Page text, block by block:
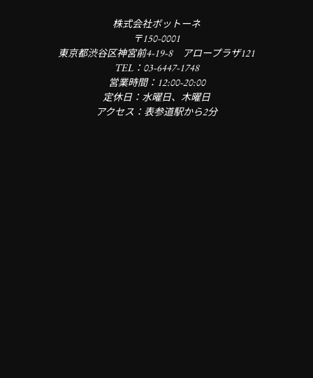
株式会社ボットーネ
〒150-0001
東京都渋谷区神宮前4-19-8 アロープラザ121
TEL：03-6447-1748
営業時間：12:00-20:00
定休日：水曜日、木曜日
アクセス：表参道駅から2分